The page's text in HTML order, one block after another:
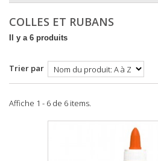
COLLES ET RUBANS
Il y a 6 produits
Trier par
Affiche 1 - 6 de 6 items.